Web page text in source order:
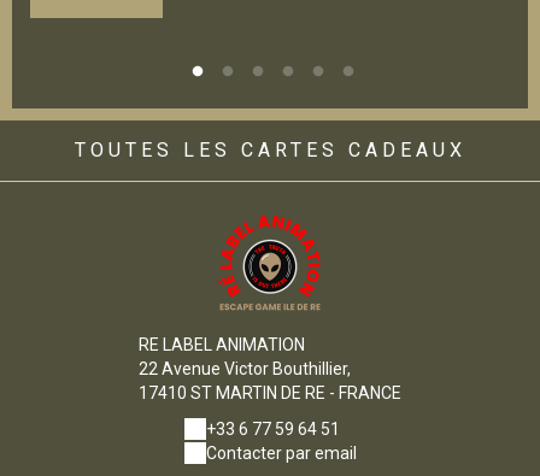
TOUTES LES CARTES CADEAUX
RE LABEL ANIMATION
22 Avenue Victor Bouthillier,
17410 ST MARTIN DE RE - FRANCE
+33 6 77 59 64 51
Contacter par email